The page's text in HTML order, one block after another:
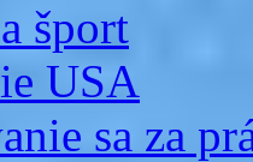
šport
USA
sa za